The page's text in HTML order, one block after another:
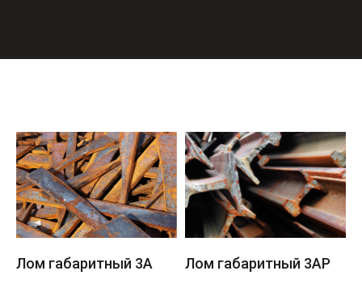
Лом габаритный 3A Лом габаритный 3AР